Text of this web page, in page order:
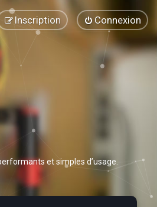
Connexion
Inscription
et simples d’usage.